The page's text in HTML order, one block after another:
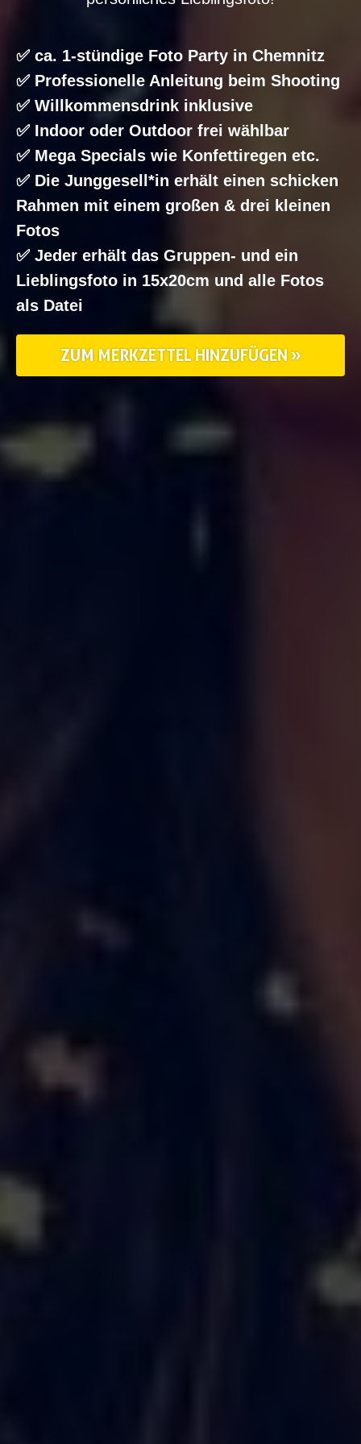
✅ ca. 1-stündige Foto Party in Chemnitz
✅ Professionelle Anleitung beim Shooting
✅ Willkommensdrink inklusive
✅ Indoor oder Outdoor frei wählbar
✅ Mega Specials wie Konfettiregen etc.
✅ Die Junggesell*in erhält einen schicken
Rahmen mit einem großen & drei kleinen
Fotos
✅ Jeder erhält das Gruppen- und ein
Lieblingsfoto in 15x20cm und alle Fotos
als Datei
ZUM MERKZETTEL HINZUFÜGEN »